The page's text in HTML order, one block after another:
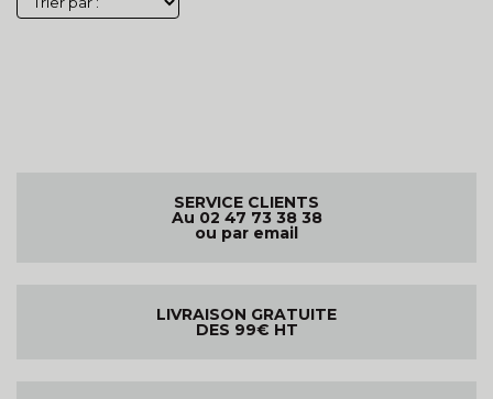
SERVICE CLIENTS
Au 02 47 73 38 38
ou par email
LIVRAISON GRATUITE
DES 99€ HT